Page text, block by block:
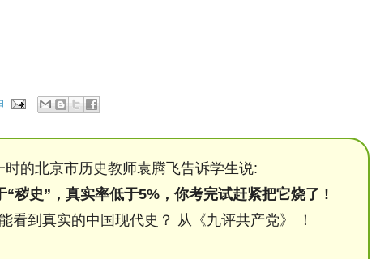
时的北京市历史教师袁腾飞告诉学生说:
“秽史”，真实率低于5%，你考完试赶紧把它烧了 !
看到真实的中国现代史？ 从《九评共产党》 ！